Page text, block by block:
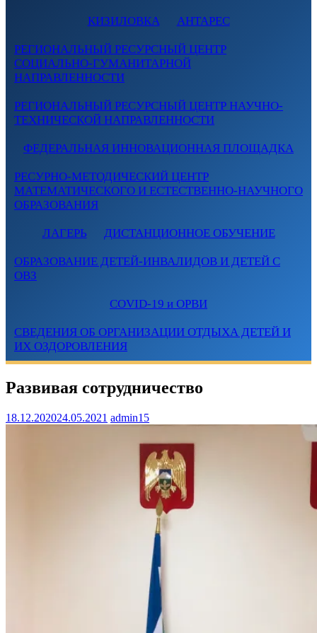
КИЗИЛОВКА АНТАРЕС
РЕГИОНАЛЬНЫЙ РЕСУРСНЫЙ ЦЕНТР
СОЦИАЛЬНО-ГУМАНИТАРНОЙ
НАПРАВЛЕННОСТИ
РЕГИОНАЛЬНЫЙ РЕСУРСНЫЙ ЦЕНТР НАУЧНО-
ТЕХНИЧЕСКОЙ НАПРАВЛЕННОСТИ
ФЕДЕРАЛЬНАЯ ИННОВАЦИОННАЯ ПЛОЩАДКА
РЕСУРНО-МЕТОДИЧЕСКИЙ ЦЕНТР
МАТЕМАТИЧЕСКОГО И ЕСТЕСТВЕННО-НАУЧНОГО
ОБРАЗОВАНИЯ
ЛАГЕРЬ ДИСТАНЦИОННОЕ ОБУЧЕНИЕ
ОБРАЗОВАНИЕ ДЕТЕЙ-ИНВАЛИДОВ И ДЕТЕЙ С
ОВЗ
COVID-19 и ОРВИ
СВЕДЕНИЯ ОБ ОРГАНИЗАЦИИ ОТДЫХА ДЕТЕЙ И
ИХ ОЗДОРОВЛЕНИЯ
Развивая сотрудничество
18.12.202024.05.2021 admin15